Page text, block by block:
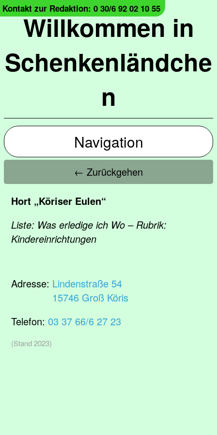
Willkommen in
Schenkenländche
n
Kontakt zur Redaktion: 0 30/6 92 02 10 55
Navigation
← Zurückgehen
Hort „Köriser Eulen“
Liste: Was erledige ich Wo – Rubrik:
Kindereinrichtungen
Adresse: Lindenstraße 54
15746 Groß Köris
Telefon: 03 37 66/6 27 23
(Stand 2023)